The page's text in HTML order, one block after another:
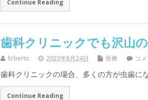
Continue Reading
歯科クリニックでも沢山
Erberto 2023年8月24日 医療 コ
歯科クリニックの場合、多くの方が虫歯に
Continue Reading